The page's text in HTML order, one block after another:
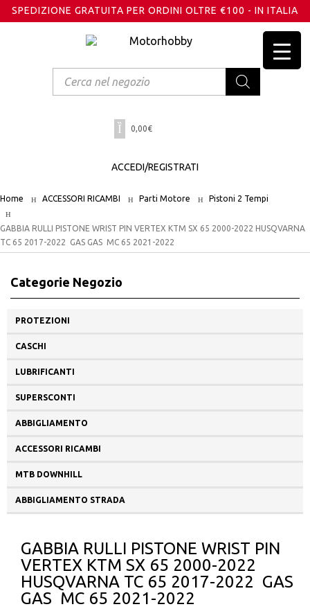
SPEDIZIONE GRATUITA PER ORDINI OLTRE €100 - IN ITALIA
search
0,00€
ACCEDI/REGISTRATI
Home ACCESSORI RICAMBI Parti Motore Pistoni 2 Tempi
GABBIA RULLI PISTONE WRIST PIN VERTEX KTM SX 65 2000-2022 HUSQVARNA
TC 65 2017-2022 GAS GAS MC 65 2021-2022
Categorie Negozio
PROTEZIONI
CASCHI
LUBRIFICANTI
SUPERSCONTI
ABBIGLIAMENTO
ACCESSORI RICAMBI
MTB DOWNHILL
ABBIGLIAMENTO STRADA
GABBIA RULLI PISTONE WRIST PIN
VERTEX KTM SX 65 2000-2022
HUSQVARNA TC 65 2017-2022 GAS
GAS MC 65 2021-2022